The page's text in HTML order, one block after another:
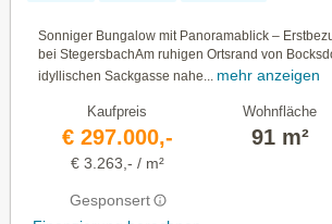
Sonniger Bungalow mit Panoramablick –
bei StegersbachAm ruhigen Ortsrand von
idyllischen Sackgasse nahe...
mehr anzeigen
Kaufpreis
€ 297.000,-
€ 3.263,- / m²
Gesponsert
Wohnfläche
91 m²